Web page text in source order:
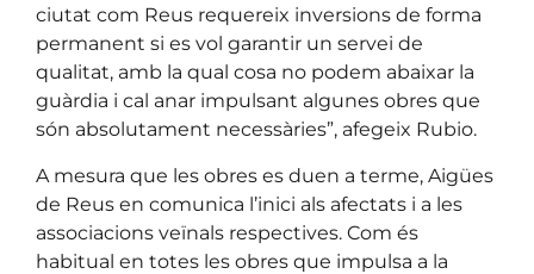
ciutat com Reus requereix inversions de forma
permanent si es vol garantir un servei de
qualitat, amb la qual cosa no podem abaixar la
guàrdia i cal anar impulsant algunes obres que
són absolutament necessàries”, afegeix Rubio.
A mesura que les obres es duen a terme, Aigües
de Reus en comunica l’inici als afectats i a les
associacions veïnals respectives. Com és
habitual en totes les obres que impulsa a la